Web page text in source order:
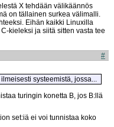
X tehdään välikäännös
on tällainen surkea välimalli.
Eihän kaikki Linuxilla
kieleksi ja siitä sitten vasta tee
#
systeemistä, jossa...
turingin konetta B, jos B:llä
set:iä ei voi tunnistaa koko